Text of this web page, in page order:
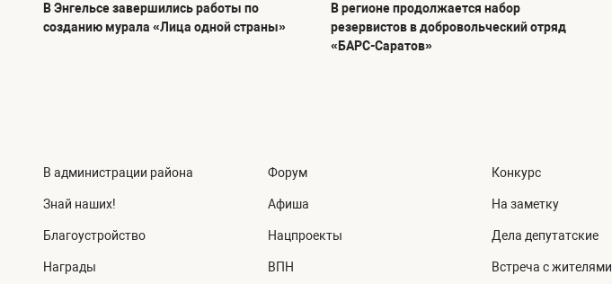
В Энгельсе завершились работы по
созданию мурала «Лица одной страны»
В регионе продолжается набор
резервистов в добровольческий отряд
«БАРС-Саратов»
В администрации района
Знай наших!
Благоустройство
Награды
Форум
Афиша
Нацпроекты
ВПН
Конкурс
На заметку
Дела депутатские
Встреча с жителями